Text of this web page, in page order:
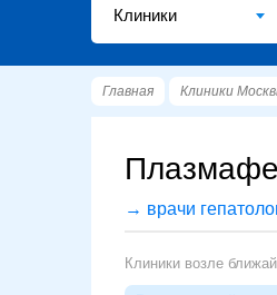
Клиники
Главная Клиники
→ врачи
Клиники возле